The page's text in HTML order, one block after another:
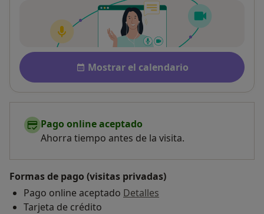
Disponibilidad
Mostrar el calendario
Pago online aceptado
Ahorra tiempo antes de la visita.
Formas de pago (visitas privadas)
Pago online aceptado Detalles
Tarjeta de crédito